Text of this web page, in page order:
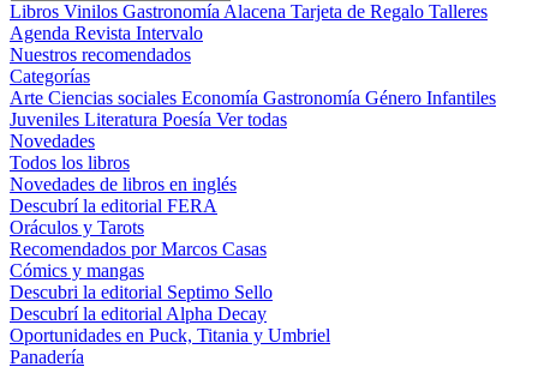
Libros Vinilos Gastronomía Alacena Tarjeta de Regalo Talleres
Agenda Revista Intervalo
Nuestros recomendados
Categorías
Arte Ciencias sociales Economía Gastronomía Género Infantiles
Juveniles Literatura Poesía Ver todas
Novedades
Todos los libros
Novedades de libros en inglés
Descubrí la editorial FERA
Oráculos y Tarots
Recomendados por Marcos Casas
Cómics y mangas
Descubri la editorial Septimo Sello
Descubrí la editorial Alpha Decay
Oportunidades en Puck, Titania y Umbriel
Panadería